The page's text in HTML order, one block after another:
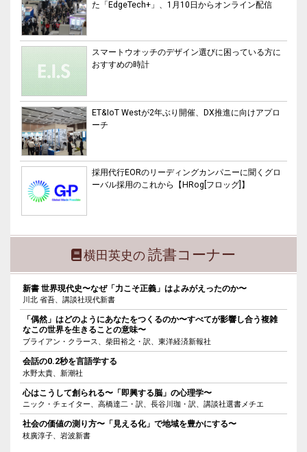
た「EdgeTech+」、1月10日からオンライン配信
スマートウオッチのデザイン選びに困っている方に
おすすめの時計
ET&IoT Westが2年ぶり開催、DX推進に向けアプロ
ーチ
採用代行EORのリーディングカンパニーに聞くグロ
ーバル採用のこれから【HRog[フロッグ]】
横田英史の読書コーナー
新書 世界現代史〜なぜ「力こそ正義」はよみがえったのか〜
川北 省吾、講談社現代新書
「偶然」はどのようにあなたをつくるのか〜すべてが影響し合う複雑
なこの世界を生きることの意味〜
ブライアン・クラース、柴田裕之・訳、東洋経済新報社
会話の0.2秒を言語学する
水野太貴、新潮社
心はこうして創られる〜「即興する脳」の心理学〜
ニック・チェイター、高橋達二・訳、長谷川珈・訳、講談社選書メチエ
社会の価値の測り方〜「見える化」で地域を豊かにする〜
枝廣淳子、岩波新書